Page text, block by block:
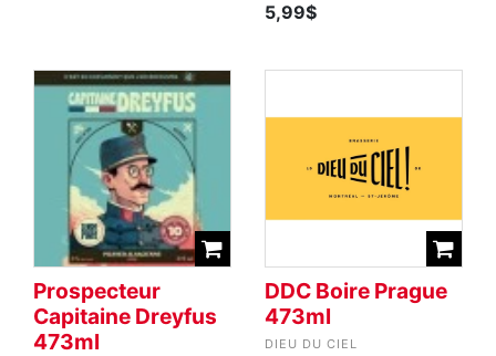
5,99$
Prospecteur
Capitaine Dreyfus
473ml
DDC Boire Prague
473ml
DIEU DU CIEL